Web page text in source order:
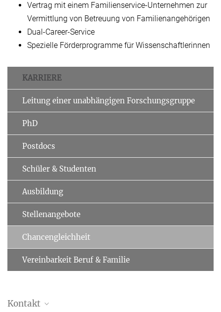
Vertrag mit einem Familienservice-Unternehmen zur
Vermittlung von Betreuung von Familienangehörigen
Dual-Career-Service
Spezielle Förderprogramme für Wissenschaftlerinnen
KARRIERE
Leitung einer unabhängigen Forschungsgruppe
PhD
Postdocs
Schüler & Studenten
Ausbildung
Stellenangebote
Chancengleichheit
Vereinbarkeit Beruf & Familie
Kontakt